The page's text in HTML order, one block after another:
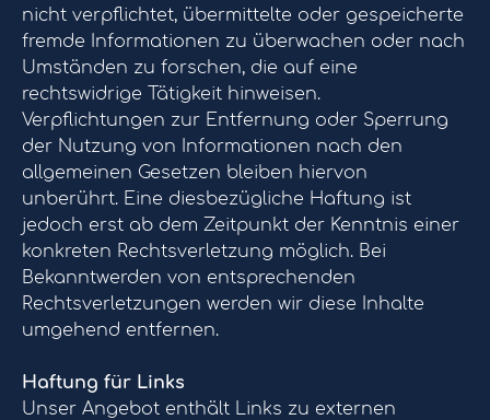
nicht verpflichtet, übermittelte oder gespeicherte
fremde Informationen zu überwachen oder nach
Umständen zu forschen, die auf eine
rechtswidrige Tätigkeit hinweisen.
Verpflichtungen zur Entfernung oder Sperrung
der Nutzung von Informationen nach den
allgemeinen Gesetzen bleiben hiervon
unberührt. Eine diesbezügliche Haftung ist
jedoch erst ab dem Zeitpunkt der Kenntnis einer
konkreten Rechtsverletzung möglich. Bei
Bekanntwerden von entsprechenden
Rechtsverletzungen werden wir diese Inhalte
umgehend entfernen.
Haftung für Links
Unser Angebot enthält Links zu externen